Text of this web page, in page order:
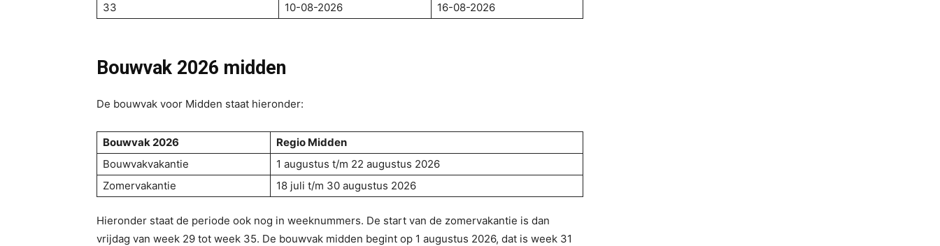
33
10-08-2026 16-08-2026
Bouwvak 2026 midden
De bouwvak voor Midden staat hieronder:
Bouwvak 2026
Regio Midden
Bouwvakvakantie
1 augustus t/m 22 augustus 2026
Zomervakantie
18 juli t/m 30 augustus 2026
Hieronder staat de periode ook nog in weeknummers. De start van de zomervakantie is dan
vrijdag van week 29 tot week 35. De bouwvak midden begint op 1 augustus 2026, dat is week 31